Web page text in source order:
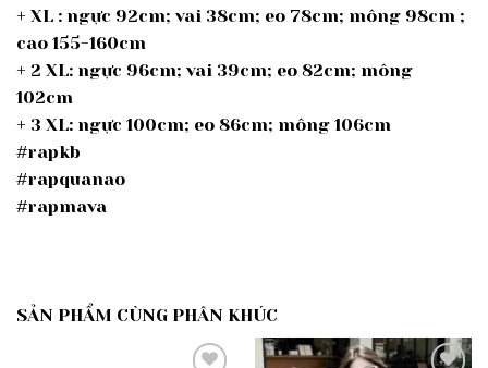
+ XL : ngực 92cm; vai 38cm; eo 78cm; mông 98cm ;
cao 155-160cm
+ 2 XL: ngực 96cm; vai 39cm; eo 82cm; mông
102cm
+ 3 XL: ngực 100cm; eo 86cm; mông 106cm
#rapkb
#rapquanao
#rapmava
SẢN PHẨM CÙNG PHÂN KHÚC